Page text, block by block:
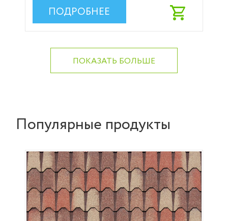
ПОДРОБНЕЕ
ПОКАЗАТЬ БОЛЬШЕ
Популярные продукты